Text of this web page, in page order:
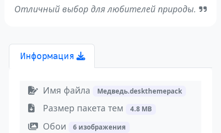
Отличный выбор для любителей природы.
Информация
Имя файла Медведь.deskthemepack
Размер пакета тем 4.8 MB
Обои 6 изображения